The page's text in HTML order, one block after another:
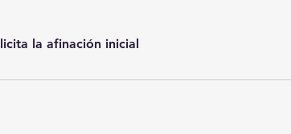
la afinación inicial